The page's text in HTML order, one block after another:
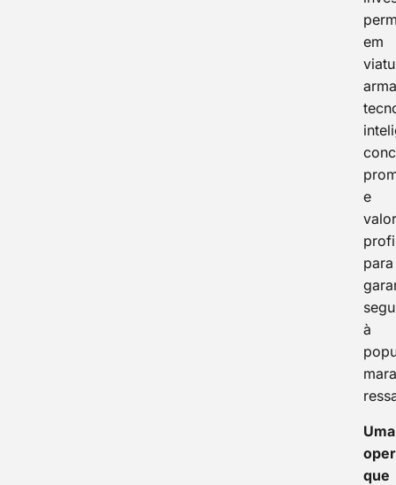
em
e
para
à
Uma
que